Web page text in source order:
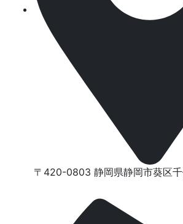
〒420-0803 静岡県静岡市葵区